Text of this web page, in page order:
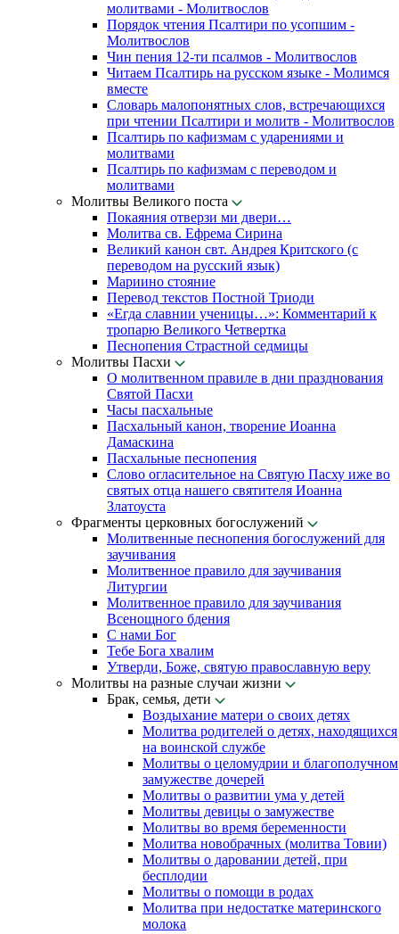
молитвами - Молитвослов
Порядок чтения Псалтири по усопшим -
Молитвослов
Чин пения 12-ти псалмов - Молитвослов
Читаем Псалтирь на русском языке - Молимся
вместе
Словарь малопонятных слов, встречающихся
при чтении Псалтири и молитв - Молитвослов
Псалтирь по кафизмам с ударениями и
молитвами
Псалтирь по кафизмам с переводом и
молитвами
Молитвы Великого поста
Покаяния отверзи ми двери…
Молитва св. Ефрема Сирина
Великий канон свт. Андрея Критского (с
переводом на русский язык)
Мариино стояние
Перевод текстов Постной Триоди
«Егда славнии ученицы…»: Комментарий к
тропарю Великого Четвертка
Песнопения Страстной седмицы
Молитвы Пасхи
О молитвенном правиле в дни празднования
Святой Пасхи
Часы пасхальные
Пасхальный канон, творение Иоанна
Дамаскина
Пасхальные песнопения
Слово огласительное на Святую Пасху иже во
святых отца нашего святителя Иоанна
Златоуста
Фрагменты церковных богослужений
Молитвенные песнопения богослужений для
заучивания
Молитвенное правило для заучивания
Литургии
Молитвенное правило для заучивания
Всенощного бдения
С нами Бог
Тебе Бога хвалим
Утверди, Боже, святую православную веру
Молитвы на разные случаи жизни
Брак, семья, дети
Воздыхание матери о своих детях
Молитва родителей о детях, находящихся
на воинской службе
Молитвы о целомудрии и благополучном
замужестве дочерей
Молитвы о развитии ума у детей
Молитвы девицы о замужестве
Молитвы во время беременности
Молитва новобрачных (молитва Товии)
Молитвы о даровании детей, при
бесплодии
Молитвы о помощи в родах
Молитва при недостатке материнского
молока